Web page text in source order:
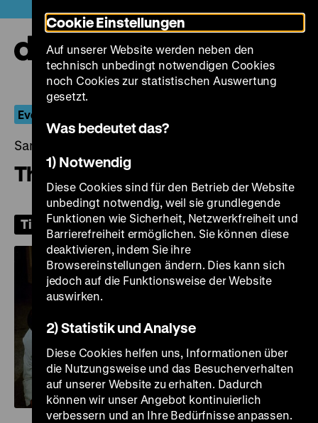
zum
Seiteninhalt
springen
Everyone Likes it Hot
Samstag, 01. August 2026, 19.00 Uhr
The Seven Year Itch
Tickets
Cookie Einstellungen
Auf unserer Website werden neben den
technisch unbedingt notwendigen Cookies
noch Cookies zur statistischen Auswertung
gesetzt.
Was bedeutet das?
1) Notwendig
Diese Cookies sind für den Betrieb der Website
unbedingt notwendig, weil sie grundlegende
Funktionen wie Sicherheit, Netzwerkfreiheit und
Barrierefreiheit ermöglichen. Sie können diese
deaktivieren, indem Sie ihre
Browsereinstellungen ändern. Dies kann sich
jedoch auf die Funktionsweise der Website
auswirken.
2) Statistik und Analyse
Diese Cookies helfen uns, Informationen über
die Nutzungsweise und das Besucherverhalten
auf unserer Website zu erhalten. Dadurch
können wir unser Angebot kontinuierlich
verbessern und an Ihre Bedürfnisse anpassen.